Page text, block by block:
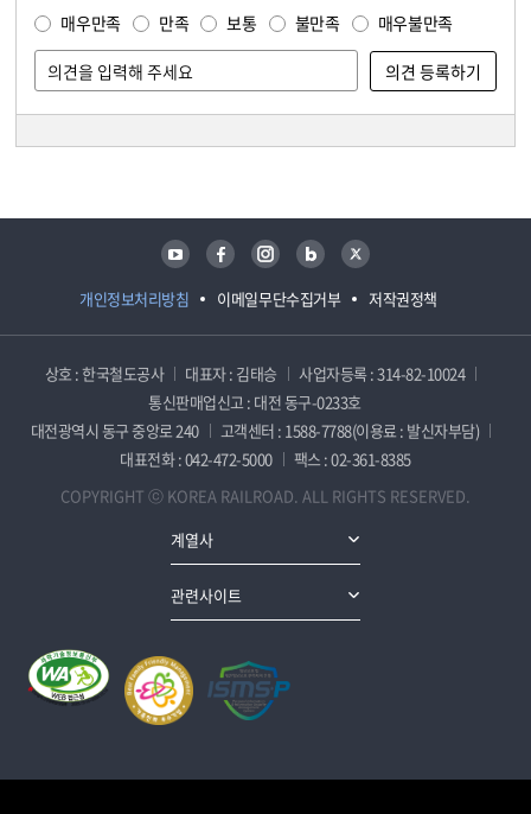
매우만족 만족 보통 불만족 매우불만족
개인정보처리방침 이메일무단수집거부 저작권정책
유튜브 페이스북 인스타그램 블로그 트위터
상호 : 한국철도공사 대표자 : 김태승
사업자등록 : 314-82-10024
통신판매업신고 : 대전 동구-0233호
대전광역시 동구 중앙로 240
고객센터 : 1588-7788(이용료 : 발신자부담)
대표전화 : 042-472-5000
팩스 : 02-361-8385
COPYRIGHT ⓒ KOREA RAILROAD. ALL RIGHTS RESERVED.
계열사
관련사이트